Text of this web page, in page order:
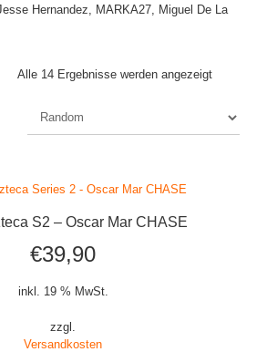
Hernandez, MARKA27, Miguel De La
Alle 14 Ergebnisse werden angezeigt
S2 – Oscar Mar CHASE
€39,90
inkl. 19 % MwSt.
zzgl.
Versandkosten